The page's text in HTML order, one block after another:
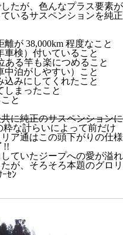
たが、色んなプラス要素が
いるサスペンションを純正
が 38,000km 程度なこと
検）付いていること
ある竿も楽につめること
泊がしやすい）こと
込みにしてくれたこと
しまったこと
と
に純正のサスペンションに
粋な計らいによって前だけ
ア通はこの頭下がりの仕様
!!
ていたジープへの愛が溢れ
が、そろそろ本題のグロリ
ｾﾝ